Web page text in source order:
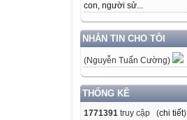
con, người sử...
NHẮN TIN CHO TÔI
(Nguyễn Tuấn Cường)
THỐNG KÊ
1771391 truy cập (chi tiết)